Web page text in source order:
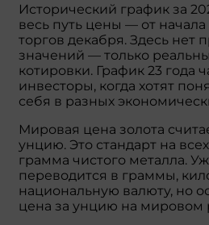
Исторический график за
весь путь цены — от
торгов декабря. Здесь нет
значений — только
котировки. График 23 года
инвесторы, когда хотят
себя в разных
Мировая цена золота
унцию. Это стандарт на
грамма чистого металла.
переводится в граммы,
национальную валюту, но
цена за унцию на мировом